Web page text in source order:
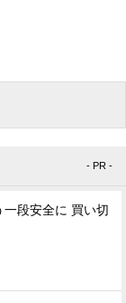
- PR -
段安全に 買い切